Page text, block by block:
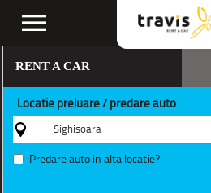
menu
RENT A CAR
Locatie preluare / predare auto
Sighisoara
Predare auto in alta locatie?